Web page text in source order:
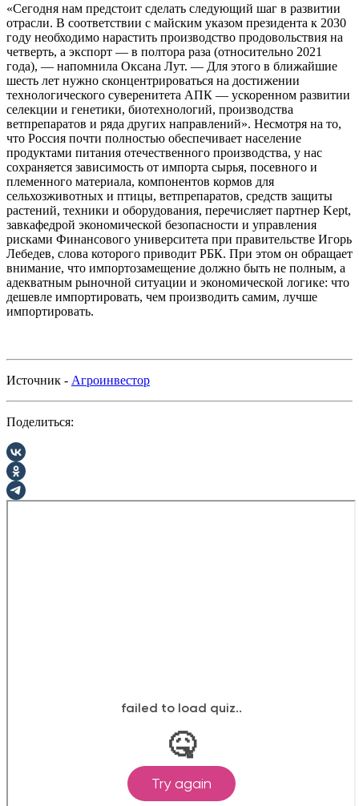
«Сегодня нам предстоит сделать следующий шаг в развитии
отрасли. В соответствии с майским указом президента к 2030
году необходимо нарастить производство продовольствия на
четверть, а экспорт — в полтора раза (относительно 2021
года), — напомнила Оксана Лут. — Для этого в ближайшие
шесть лет нужно сконцентрироваться на достижении
технологического суверенитета АПК — ускоренном развитии
селекции и генетики, биотехнологий, производства
ветпрепаратов и ряда других направлений». Несмотря на то,
что Россия почти полностью обеспечивает население
продуктами питания отечественного производства, у нас
сохраняется зависимость от импорта сырья, посевного и
племенного материала, компонентов кормов для
сельхозживотных и птицы, ветпрепаратов, средств защиты
растений, техники и оборудования, перечисляет партнер Kept,
завкафедрой экономической безопасности и управления
рисками Финансового университета при правительстве Игорь
Лебедев, слова которого приводит РБК. При этом он обращает
внимание, что импортозамещение должно быть не полным, а
адекватным рыночной ситуации и экономической логике: что
дешевле импортировать, чем производить самим, лучше
импортировать.
Источник - Агроинвестор
Поделиться: